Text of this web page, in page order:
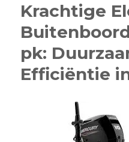
Krachtige
pk:
Efficiëntie